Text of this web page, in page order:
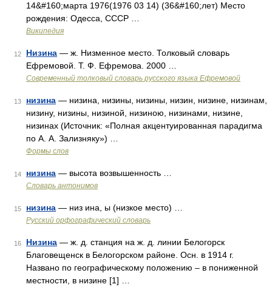
14&#160;марта 1976(1976 03 14) (36&#160;лет) Место
рождения: Одесса, СССР …
Википедия
12 Низина — ж. Низменное место. Толковый словарь
Ефремовой. Т. Ф. Ефремова. 2000 …
Современный толковый словарь русского языка Ефремовой
13 низина — низина, низины, низины, низин, низине, низинам,
низину, низины, низиной, низиною, низинами, низине,
низинах (Источник: «Полная акцентуированная парадигма
по А. А. Зализняку») …
Формы слов
14 низина — высота возвышенность …
Словарь антонимов
15 низина — низ ина, ы (низкое место) …
Русский орфографический словарь
16 Низина — ж. д. станция на ж. д. линии Белогорск
Благовещенск в Белогорском районе. Осн. в 1914 г.
Названо по географическому положению – в пониженной
местности, в низине [1] …